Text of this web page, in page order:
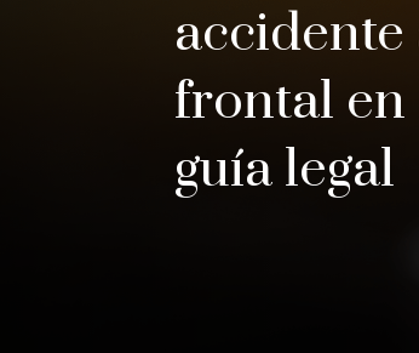
frontal en
guía legal